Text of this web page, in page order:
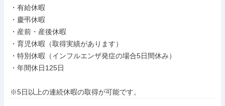
・有給休暇
・慶弔休暇
・産前・産後休暇
・育児休暇（取得実績があります）
・特別休暇（インフルエンザ発症の場合5日間休み）
・年間休日125日
※5日以上の連続休暇の取得が可能です。